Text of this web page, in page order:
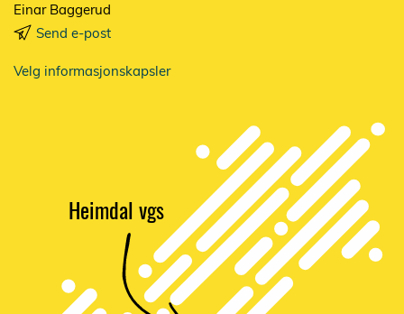
Einar Baggerud
Send e-post
Velg informasjonskapsler
Heimdal vgs